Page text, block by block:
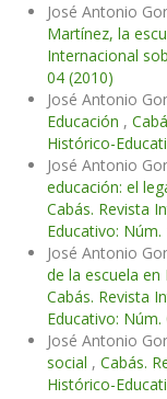
José Antonio
Martínez, la
Internacional
04 (2010)
José Antonio
Educación ,
Histórico-
José Antonio
educación: el
Cabás. Revista
Educativo: Núm.
José Antonio
de la escuela en
Cabás. Revista
Educativo: Núm.
José Antonio
social , Cabás.
Histórico-